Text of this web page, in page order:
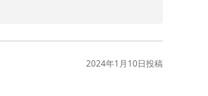
いただけ嬉しく存じます。ま
2024年1月10日投稿